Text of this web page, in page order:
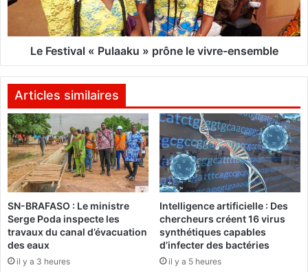
o
c
s
o
d
é
p
a
r
t
i
a
«
P
l
a
a
k
u
»
p
r
ô
n
e
l
Le Festival « Pulaaku » prône le vivre-ensemble
Articles similaires
SN-BRAFASO : Le ministre
Serge Poda inspecte les
travaux du canal d’évacuation
des eaux
il y a 3 heures
Intelligence artificielle : Des
chercheurs créent 16 virus
synthétiques capables
d’infecter des bactéries
il y a 5 heures